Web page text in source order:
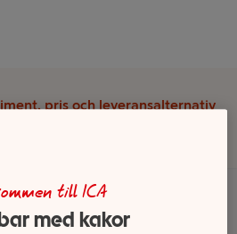
pris och leveransalternativ
till ICA
med kakor